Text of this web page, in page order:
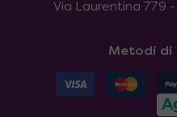
Via Laurentina 779
Metodi di